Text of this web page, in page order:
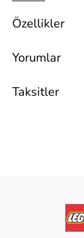
Özellikler
Yorumlar
Taksitler